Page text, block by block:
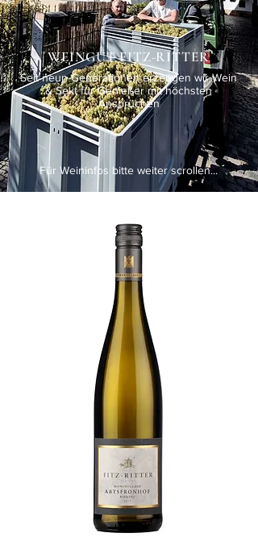
WEINGUT FITZ-RITTER
Seit neun Generationen erzeugen wir Wein
& Sekt für Genießer mit höchsten
Ansprüchen
Für Weininfos bitte weiter scrollen...